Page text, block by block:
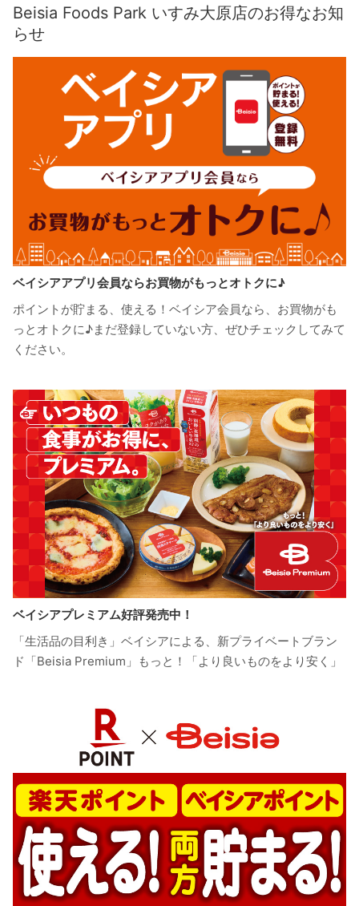
Beisia Foods Park いすみ大原店のお得なお知
らせ
ベイシアアプリ会員ならお買物がもっとオトクに♪
ポイントが貯まる、使える！ベイシア会員なら、お買物がも
っとオトクに♪まだ登録していない方、ぜひチェックしてみて
ください。
ベイシアプレミアム好評発売中！
「生活品の目利き」ベイシアによる、新プライベートブラン
ド「Beisia Premium」もっと！「より良いものをより安く」